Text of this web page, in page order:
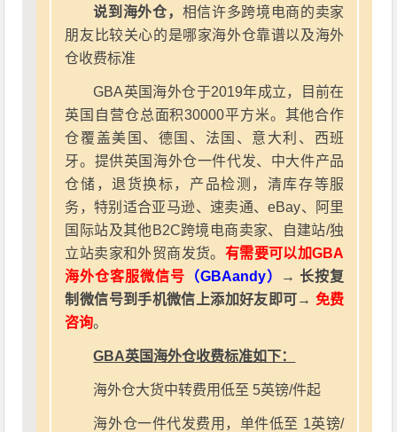
说到海外仓， 相信许多跨境电商的卖家
朋友比较关心的是哪家海外仓靠谱以及海外
仓收费标准
GBA英国海外仓于2019年成立，目前在
英国自营仓总面积30000平方米。其他合作
仓覆盖美国、德国、法国、意大利、西班
牙。提供英国海外仓一件代发、中大件产品
仓储，退货换标，产品检测，清库存等服
务，特别适合亚马逊、速卖通、eBay、阿里
国际站及其他B2C跨境电商卖家、自建站/独
立站卖家和外贸商发货。 有需要可以加GBA
海外仓客服微信号 （GBAandy）
→ 长按复
制微信号到手机微信上添加好友即可→ 免费
咨询。
GBA英国海外仓收费标准如下：
海外仓大货中转费用低至 5英镑/件起
海外仓一件代发费用，单件低至 1英镑/